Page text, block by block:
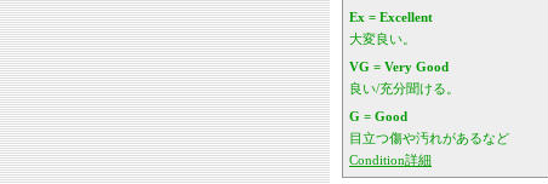
Ex = Excellent
大変良い。
VG = Very Good
良い/充分聞ける。
G = Good
目立つ傷や汚れがあるなど
Condition詳細